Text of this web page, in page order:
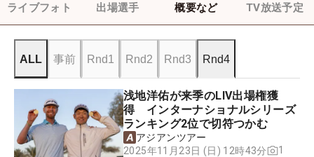
ライブフォト 出場選手 概要など TV放送予定
ALL 事前 Rnd1 Rnd2 Rnd3 Rnd4
浅地洋佑が来季のLIV出場権獲
得 インターナショナルシリーズ
ランキング2位で切符つかむ
アジアンツアー
2025年11月23日 (日) 12時43分
1